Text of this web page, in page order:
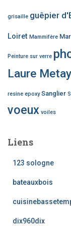
grisaille guêpier
Loiret Mammifère
Peinture sur verre
Laure
resine epoxy Sanglier
voeux voiles
Liens
123 sologne
bateauxbois
dix960dix